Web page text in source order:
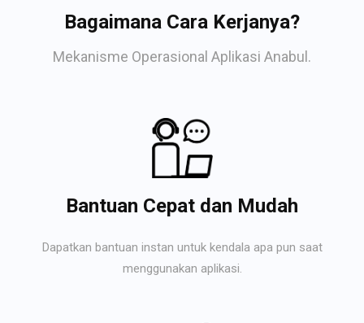
Bagaimana Cara Kerjanya?
Mekanisme Operasional Aplikasi Anabul.
Bantuan Cepat dan Mudah
Dapatkan bantuan instan untuk kendala apa pun saat
menggunakan aplikasi.